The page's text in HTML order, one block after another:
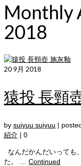
Monthly
2018
209月 2018
猿投 長頸
by suiyuu suiyuu |
紹介 | 0
なんだかんだいっても
た。 … Continued